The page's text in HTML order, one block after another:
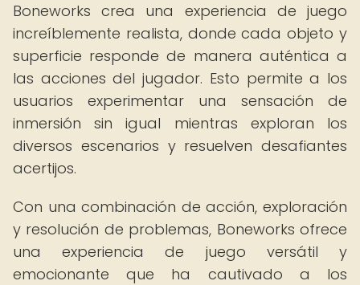
Boneworks crea una experiencia de juego
increíblemente realista, donde cada objeto y
superficie responde de manera auténtica a
las acciones del jugador. Esto permite a los
usuarios experimentar una sensación de
inmersión sin igual mientras exploran los
diversos escenarios y resuelven desafiantes
acertijos.
Con una combinación de acción, exploración
y resolución de problemas, Boneworks ofrece
una experiencia de juego versátil y
emocionante que ha cautivado a los